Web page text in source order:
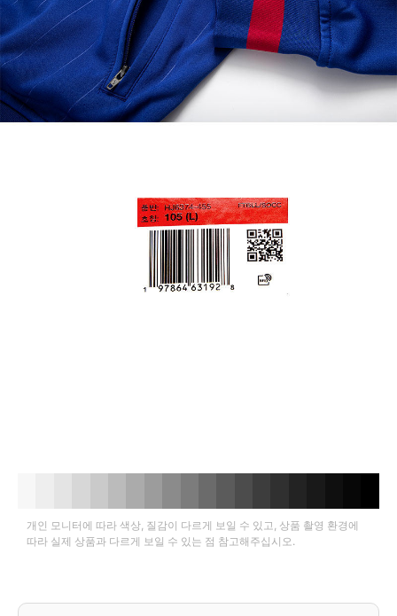
개인 모니터에 따라 색상, 질감이 다르게 보일 수 있고, 상품 촬영 환경에
따라 실제 상품과 다르게 보일 수 있는 점 참고해주십시오.